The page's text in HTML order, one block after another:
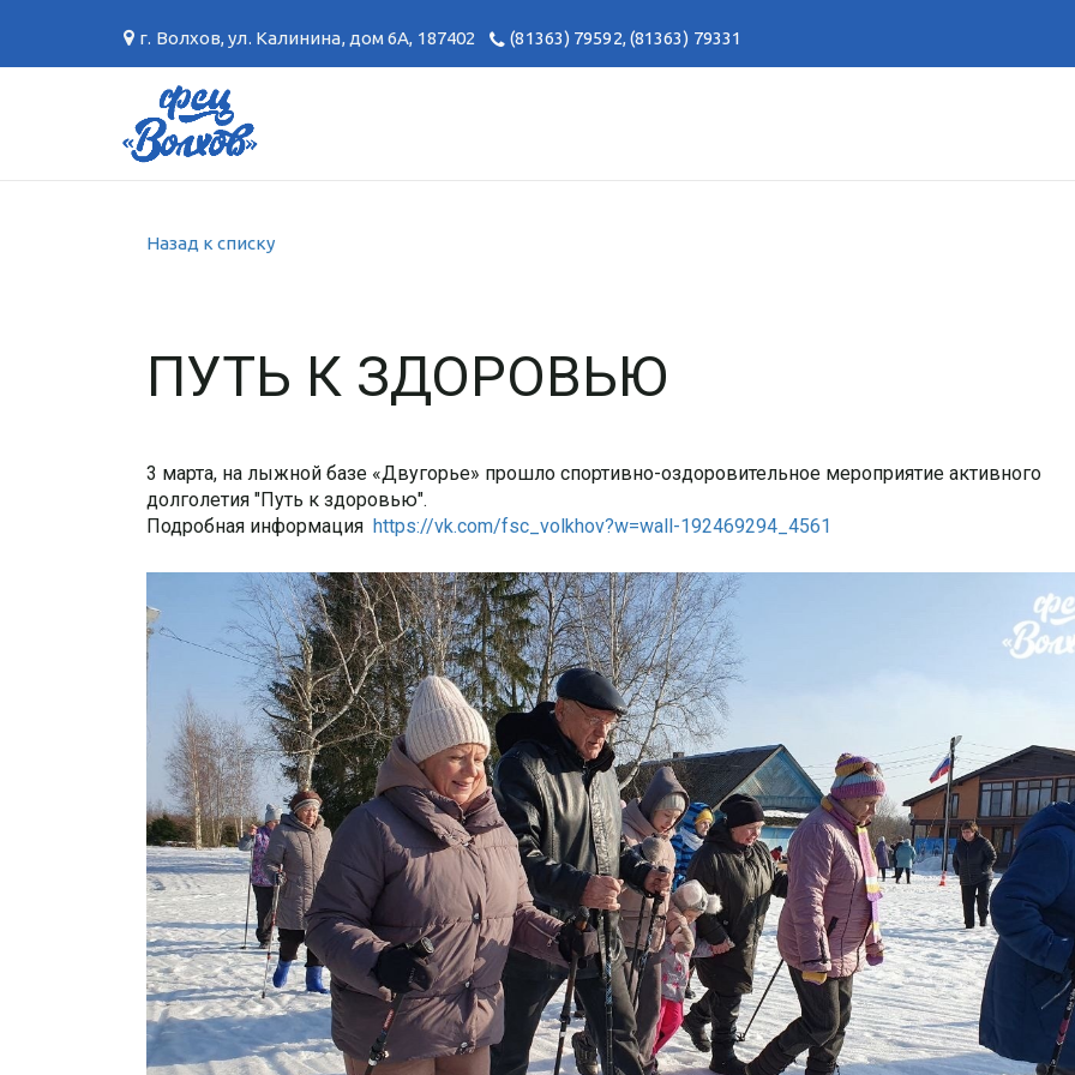
г. Волхов,ул. Калинина, дом 6А, 187402 (81363) 79592,(81363) 79331
Назад к списку
ПУТЬ К ЗДОРОВЬЮ
3 марта, на лыжной базе «Двугорье» прошло спортивно-оздоровительное мероприятие активного
долголетия "Путь к здоровью".
Подробная информация https://vk.com/fsc_volkhov?w=wall-192469294_4561